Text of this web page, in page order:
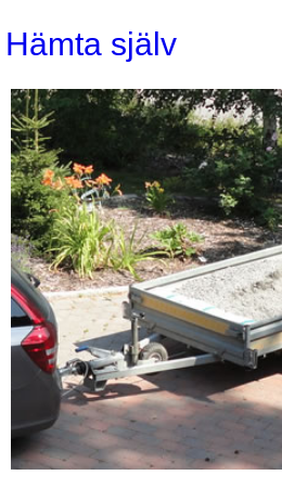
Hämta själv